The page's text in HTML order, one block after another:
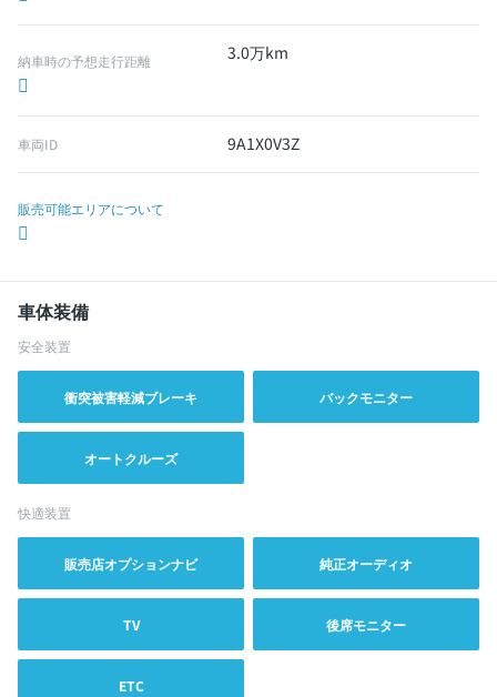
納車時の予想走行距離 3.0万km
車両ID 9A1X0V3Z
販売可能エリアについて
車体装備
安全装置
衝突被害軽減ブレーキ バックモニター
オートクルーズ
快適装置
販売店オプションナビ 純正オーディオ
TV 後席モニター
ETC